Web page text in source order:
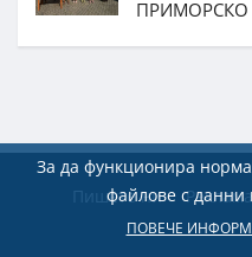
ПРИМОРСКО
За да функционира
файлове с данни
ПОВЕЧЕ
Пишете ни Реклама